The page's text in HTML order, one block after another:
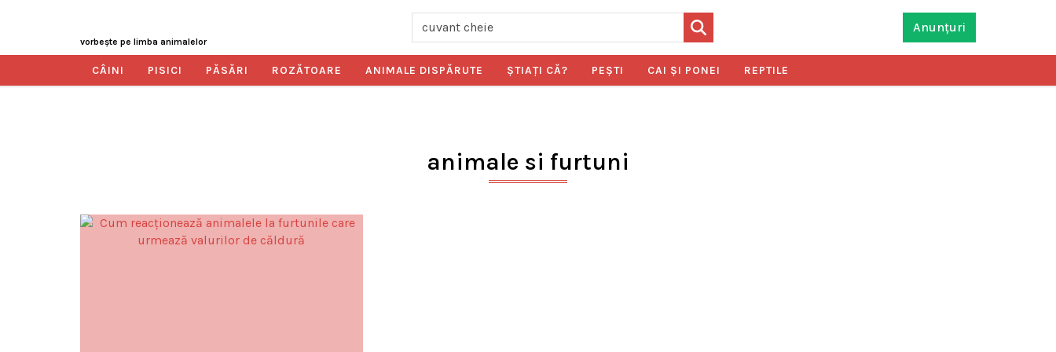
vorbeşte pe limba animalelor
Anunțuri
CÂINI PISICI PĂSĂRI ROZĂTOARE ANIMALE DISPĂRUTE ŞTIAŢI CĂ? PEŞTI CAI ŞI PONEI REPTILE
animale si furtuni